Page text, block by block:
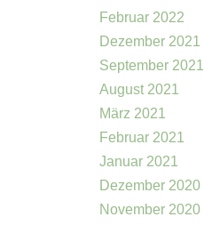
Februar 2022
Dezember 2021
September 2021
August 2021
März 2021
Februar 2021
Januar 2021
Dezember 2020
November 2020